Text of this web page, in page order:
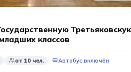
классов
от 10чел.
Автобус включён